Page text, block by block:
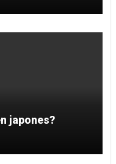
japones?